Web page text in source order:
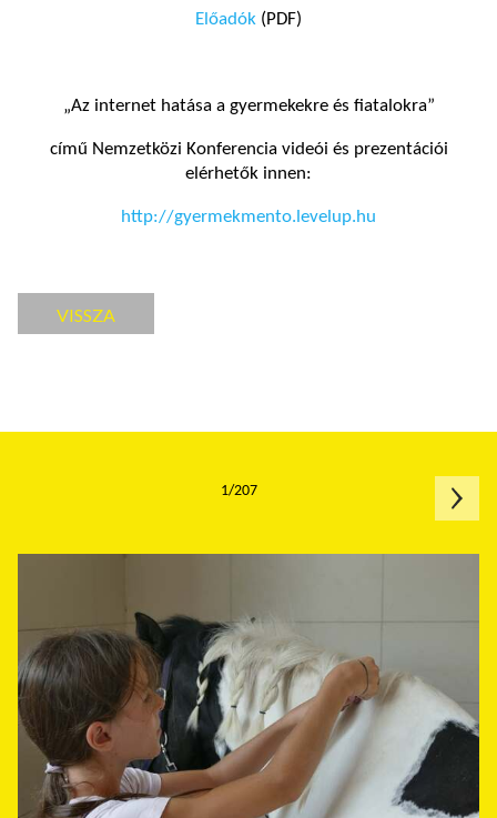
Előadók (PDF)
„Az internet hatása a gyermekekre és fiatalokra”
című Nemzetközi Konferencia videói és prezentációi
elérhetők innen:
http://gyermekmento.levelup.hu
VISSZA
1/207